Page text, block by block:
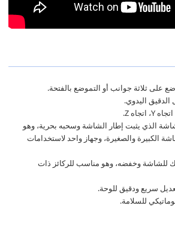
على ثلاثة جوانب أو التموضع بالفتحة.
الدقيق اليدوي.
الذي يثبت إطار الشاشة وسحبه بحرية، وهو
الكبيرة والصغيرة، وجهاز واحد لاستخدامات
وخفضه، وهو مناسب للركائز ذات
سريع ودقيق للوحة.
للسلامة.